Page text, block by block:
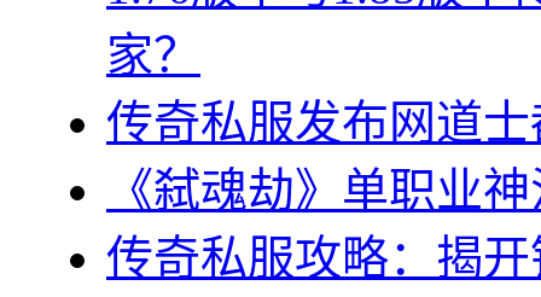
家？
传奇私服发布网道
《弑魂劫》单职业
传奇私服攻略：揭